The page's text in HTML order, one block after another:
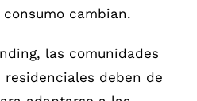
cambian.
las comunidades
deben de